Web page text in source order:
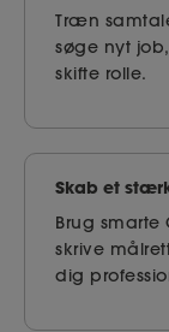
Træn
søge nyt
skifte rolle.
Skab et
Brug
skrive
dig